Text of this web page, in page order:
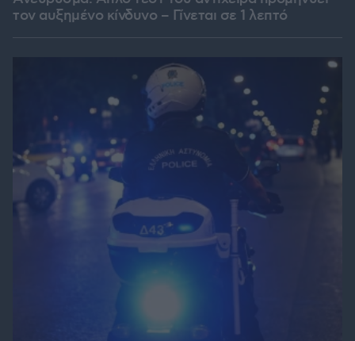
τον αυξημένο κίνδυνο – Γίνεται σε 1 λεπτό